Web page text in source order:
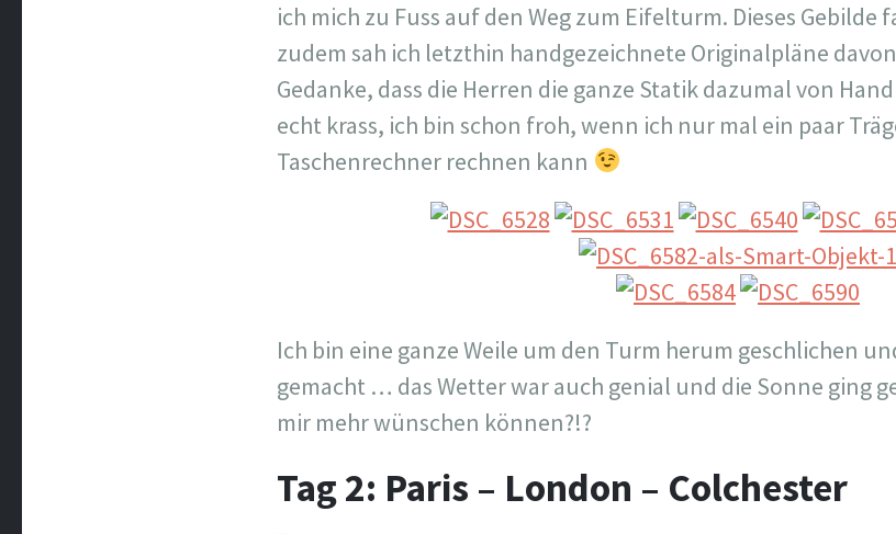
ich mich zu Fuss auf den Weg zum Eifelturm. Dieses
zudem sah ich letzthin handgezeichnete Originalpläne
Gedanke, dass die Herren die ganze Statik dazumal von
echt krass, ich bin schon froh, wenn ich nur mal ein paar
Taschenrechner rechnen kann
Ich bin eine ganze Weile um den Turm herum geschlichen
gemacht … das Wetter war auch genial und die Sonne ging
mir mehr wünschen können?!?
Tag 2: Paris – London – Colchester